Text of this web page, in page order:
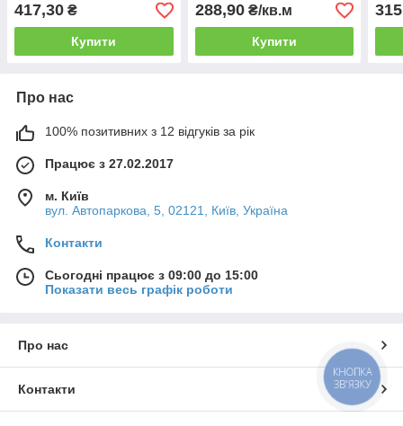
417,30 ₴
Купити
288,90₴/кв.м
Купити
Про нас
100% позитивних з 12 відгуків за рік
Працює з 27.02.2017
м. Київ
вул. Автопаркова, 5, 02121, Київ, Україна
Контакти
Сьогодні працює з 09:00 до 15:00
Показати весь графік роботи
Про нас
Контакти
КНОПКА
ЗВ'ЯЗКУ